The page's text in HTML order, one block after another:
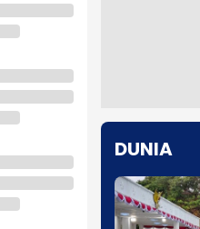
DUNIA